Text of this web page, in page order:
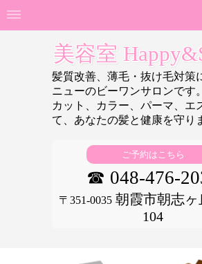
美容室
髪質改善、薄毛・抜け毛対策
ニューのビーワンサロンです。
カット、カラー、パーマ、エ
て、あなたの髪と健康を守り
ご予約はこちら
☎ 048-476-
〒351-0035朝霞市朝志ヶ
104